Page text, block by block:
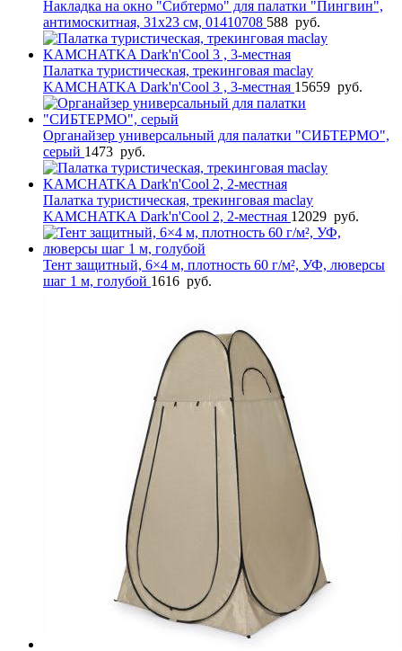
Накладка на окно "Сибтермо" для палатки "Пингвин",
антимоскитная, 31х23 см, 01410708 588 руб.
Палатка туристическая, трекинговая maclay
KAMCHATKA Dark'n'Cool 3 , 3-местная 15659 руб.
Органайзер универсальный для палатки "СИБТЕРМО",
серый 1473 руб.
Палатка туристическая, трекинговая maclay
KAMCHATKA Dark'n'Cool 2, 2-местная 12029 руб.
Тент защитный, 6×4 м, плотность 60 г/м², УФ, люверсы
шаг 1 м, голубой 1616 руб.